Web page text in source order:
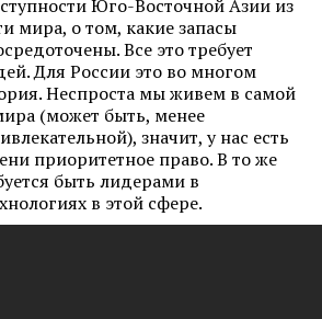
Юго-Восточной Азии из
мира, о том, какие запасы
Все это требует
Для России это во многом
Неспроста мы живем в самой
(может быть, менее
значит, у нас есть
приоритетное право. В то же
быть лидерами в
в этой сфере.